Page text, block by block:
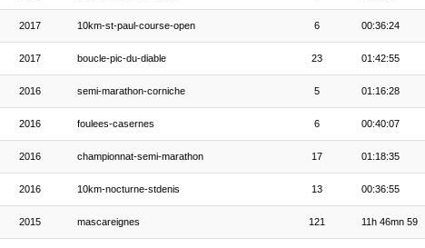
2017 10km-st-paul-course-open 6 00:36:24
2017 boucle-pic-du-diable 23 01:42:55
2016 semi-marathon-corniche 5 01:16:28
2016 foulees-casernes 6 00:40:07
2016 championnat-semi-marathon 17 01:18:35
2016 10km-nocturne-stdenis 13 00:36:55
2015 mascareignes 121 11h 46mn 59